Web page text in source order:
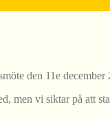
den 11e
men vi siktar på att